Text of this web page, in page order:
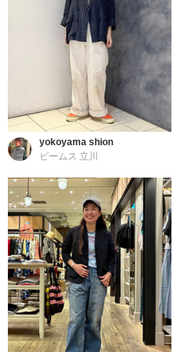
yokoyama shion
ビームス 立川